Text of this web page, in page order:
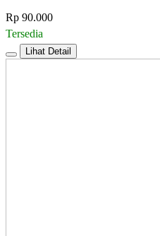
Rp 90.000
Tersedia
Lihat Detail